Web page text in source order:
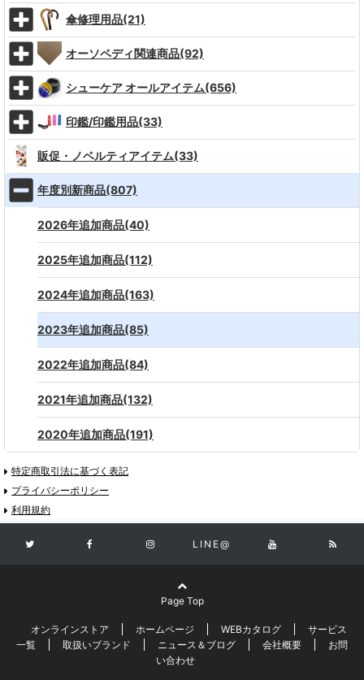
傘修理用品(21)
オーソペディ関連商品(92)
シューケア オールアイテム(656)
印鑑/印鑑用品(33)
販促・ノベルティアイテム(33)
年度別新商品(807)
2026年追加商品(40)
2025年追加商品(112)
2024年追加商品(163)
2023年追加商品(85)
2022年追加商品(84)
2021年追加商品(132)
2020年追加商品(191)
特定商取引法に基づく表記
プライバシーポリシー
利用規約
LINE@
Page Top
オンラインストア ホームページ WEBカタログ
サービス
一覧
取扱いブランド ニュース＆ブログ 会社概要
お問
い合わせ